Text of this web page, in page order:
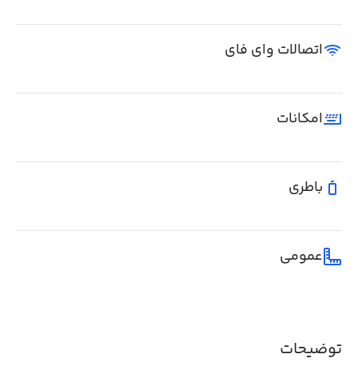
توضیحات
اتصالات وای فای
امکانات
باطری
عمومی